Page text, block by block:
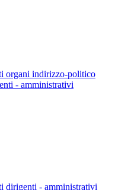
organi indirizzo-politico
- amministrativi
dirigenti - amministrativi